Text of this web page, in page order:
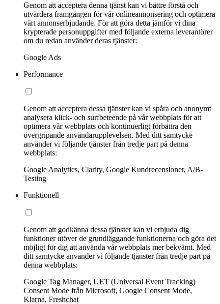
Genom att acceptera denna tjänst kan vi bättre förstå och
utvärdera framgången för vår onlineannonsering och optimera
vårt annonserbjudande. För att göra detta jämför vi dina
krypterade personuppgifter med följande externa leverantörer
om du redan använder deras tjänster:
Google Ads
Performance
Genom att acceptera dessa tjänster kan vi spåra och anonymt
analysera klick- och surfbeteende på vår webbplats för att
optimera vår webbplats och kontinuerligt förbättra den
övergripande användarupplevelsen. Med ditt samtycke
använder vi följande tjänster från tredje part på denna
webbplats:
Google Analytics, Clarity, Google Kundrecensioner, A/B-
Testing
Funktionell
Genom att godkänna dessa tjänster kan vi erbjuda dig
funktioner utöver de grundläggande funktionerna och göra det
möjligt för dig att använda vår webbplats mer bekvämt. Med
ditt samtycke använder vi följande tjänster från tredje part på
denna webbplats:
Google Tag Manager, UET (Universal Event Tracking)
Consent Mode från Microsoft, Google Consent Mode,
Klarna, Freshchat